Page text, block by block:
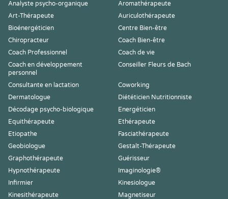
Analyste psycho-organique
Aromathérapeute
Art-Thérapeute
Auriculothérapeute
Bioénergéticien
Centre Bien-être
Chiropracteur
Coach Bien-être
Coach Professionnel
Coach de vie
Coach en développement
personnel
Conseiller Fleurs de Bach
Consultante en lactation
Coworking
Dermatologue
Diététicien Nutritionniste
Décodage psycho-biologique
Energéticien
Equithérapeute
Ethérapeute
Etiopathe
Fasciathérapeute
Geobiologue
Gestalt-Thérapeute
Graphothérapeute
Guérisseur
Hypnothérapeute
Imaginologie®
Infirmier
Kinesiologue
Kinesithérapeute
Magnetiseur